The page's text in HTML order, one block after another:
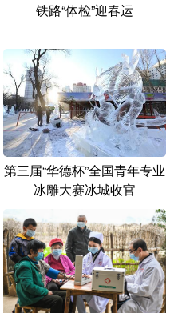
铁路“体检”迎春运
第三届“华德杯”全国青年专业
冰雕大赛冰城收官